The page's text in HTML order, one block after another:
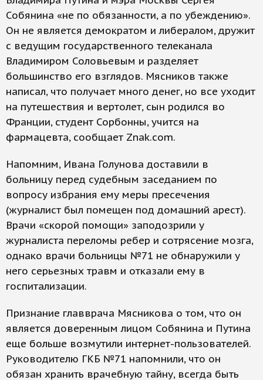
Собянина «не по обязанности, а по убеждению».
Он не является демократом и либералом, дружит
с ведущим государственного телеканала
Владимиром Соловьевым и разделяет
большинство его взглядов. Мясников также
написал, что получает много денег, но все уходит
на путешествия и вертолет, сын родился во
Франции, студент Сорбонны, учится на
фармацевта, сообщает Znak.com.
Напомним, Ивана Голунова доставили в
больницу перед судебным заседанием по
вопросу избрания ему меры пресечения
(журналист был помещен под домашний арест).
Врачи «скорой помощи» заподозрили у
журналиста переломы ребер и сотрясение мозга,
однако врачи больницы №71 не обнаружили у
него серьезных травм и отказали ему в
госпитализации.
Признание главврача Мясникова о том, что он
является доверенным лицом Собянина и Путина
еще больше возмутили интернет-пользователей.
Руководителю ГКБ №71 напомнили, что он
обязан хранить врачебную тайну, всегда быть